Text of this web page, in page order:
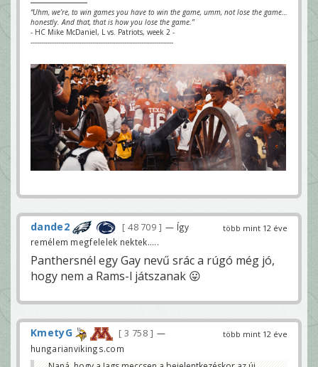
“Uhm, we’re, to win games you have to win the game, umm, not lose the game…
honestly. And that, that is how you lose the game.”
- HC Mike McDaniel, L vs. Patriots, week 2 -
-------------------------------------------------------------------
több mint 12 éve
dande2 48 709
— Így
remélem megfelelek nektek.....
Panthersnél egy Gay nevű srác a rúgó még jó,
hogy nem a Rams-l játszanak 😛
több mint 12 éve
KmetyG 3 758
—
hungarianvikings.com